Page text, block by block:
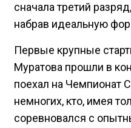
сначала третий
набрав идеальную
Первые крупные
Муратова прошли в
поехал на Чемпионат
немногих, кто, имея
соревновался с